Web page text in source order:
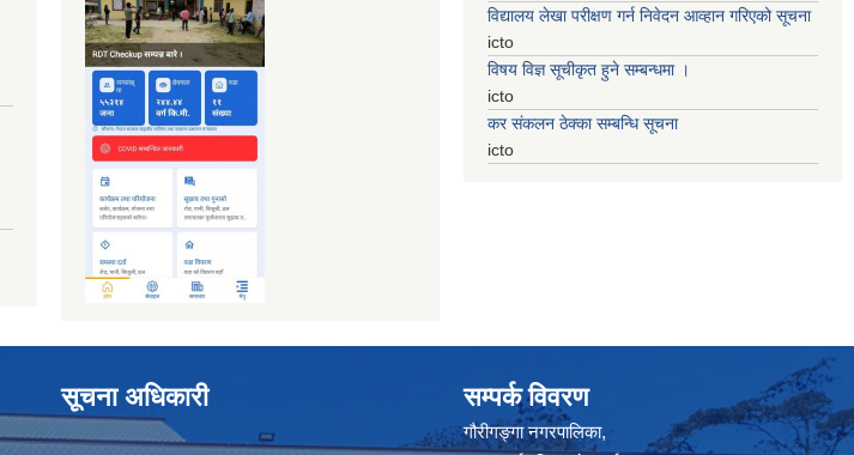
विद्यालय लेखा परीक्षण गर्न निवेदन आव्हान गरिएको सूचना
icto
विषय विज्ञ सूचीकृत हुने सम्बन्धमा ।
icto
कर संकलन ठेक्का सम्बन्धि सूचना
icto
सूचना अधिकारी सम्पर्क विवरण
गौरीगङ्गा नगरपालिका,